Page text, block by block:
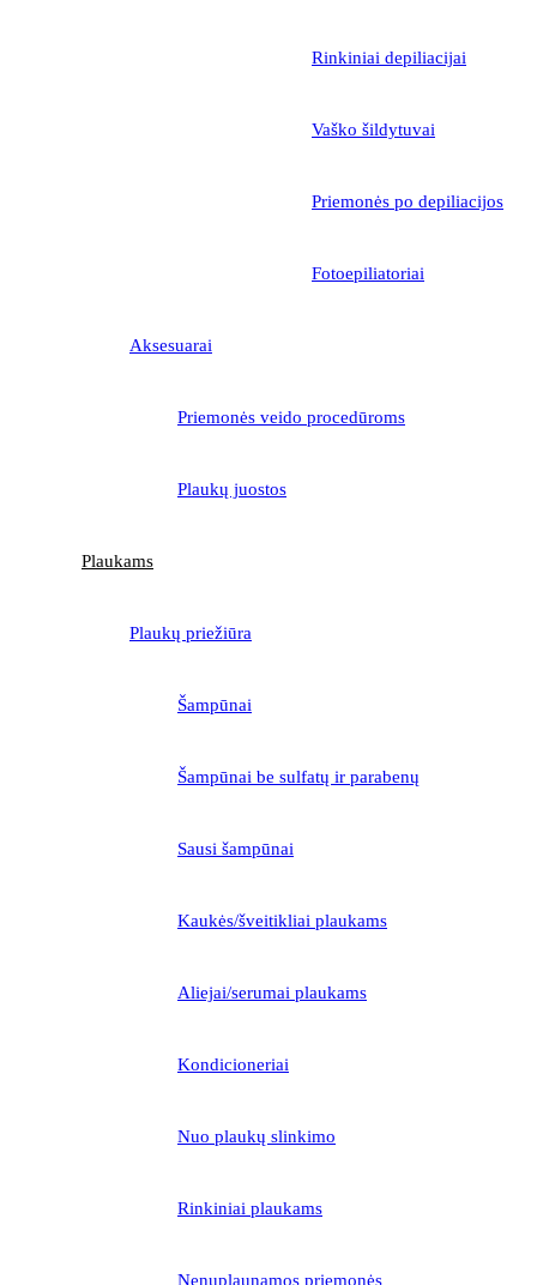
Rinkiniai depiliacijai
Vaško šildytuvai
Priemonės po depiliacijos
Fotoepiliatoriai
Aksesuarai
Priemonės veido procedūroms
Plaukų juostos
Plaukams
Plaukų priežiūra
Šampūnai
Šampūnai be sulfatų ir parabenų
Sausi šampūnai
Kaukės/šveitikliai plaukams
Aliejai/serumai plaukams
Kondicioneriai
Nuo plaukų slinkimo
Rinkiniai plaukams
Nenuplaunamos priemonės